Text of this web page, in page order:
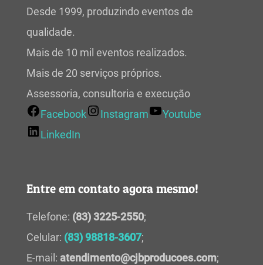
Desde 1999, produzindo eventos de
qualidade.
Mais de 10 mil eventos realizados.
Mais de 20 serviços próprios.
Assessoria, consultoria e execução
Facebook
Instagram
Youtube
LinkedIn
Entre em contato agora mesmo!
Telefone: (83) 3225-2550;
Celular: (83) 98818-3607;
E-mail: atendimento@cjbproducoes.com;